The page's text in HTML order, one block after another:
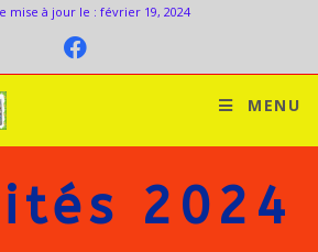
mise à jour le : février 19, 2024
MENU
2024